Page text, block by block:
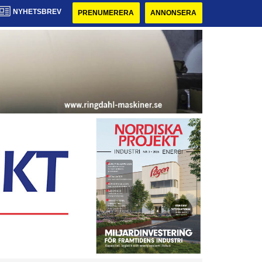
NYHETSBREV PRENUMERERA ANNONSERA